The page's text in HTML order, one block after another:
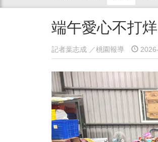
端午愛心不打
記者葉志成 ／桃園報導